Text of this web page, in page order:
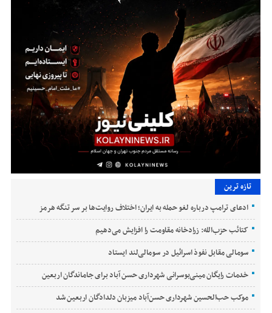
تازه ترین
ادعای ترامپ درباره لغو حمله به ایران؛ اختلاف روایت‌ها بر سر تنگه هرمز
کتائب حزب‌الله: زرادخانه مقاومت را افزایش می‌دهیم
سومالی مقابل نفوذ اسرائیل در سومالی‌لند ایستاد
خدمات رایگان مینی‌بوسرانی شهرداری حسن‌ آباد برای جاماندگان اربعین
موکب حب‌الحسین شهرداری حسن‌آباد میزبان دلدادگان اربعین شد